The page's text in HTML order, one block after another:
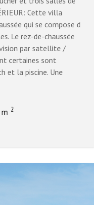
Cette villa
qui se compose d
Le rez-de-chaussée
par satellite /
certaines sont
et la piscine. Une
2